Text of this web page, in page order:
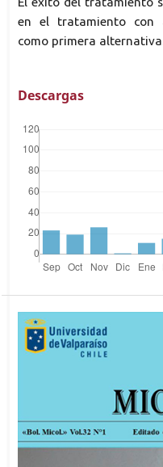
en el tratamiento con
como primera
Descargas